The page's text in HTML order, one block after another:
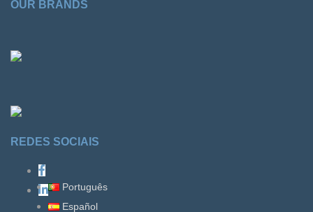
OUR BRANDS
REDES SOCIAIS
Português
Español